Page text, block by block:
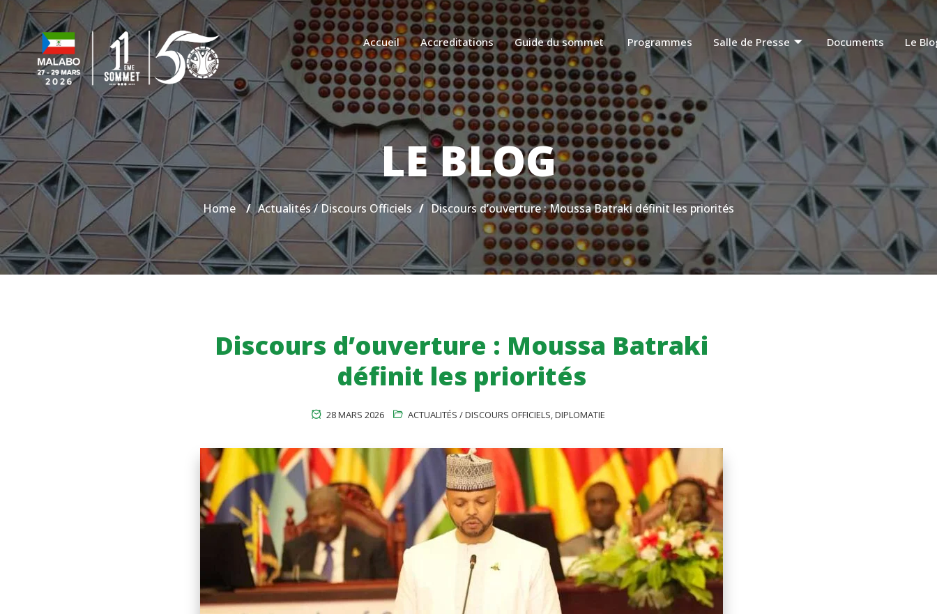
Accueil Accreditations Guide du sommet Programmes Salle de Presse Documents Le
LE BLOG
Home / Actualités / Discours Officiels / Discours d’ouverture : Moussa Batraki définit les priorités
Discours d’ouverture : Moussa Batraki
définit les priorités
28 MARS 2026 ACTUALITÉS / DISCOURS OFFICIELS,DIPLOMATIE